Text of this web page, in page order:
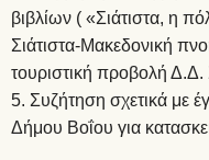
βιβλίων ( «Σιάτιστα, η
Σιάτιστα-Μακεδονική
τουριστική προβολή Δ.Δ.
Συζήτηση σχετικά με
Δήμου Βοΐου για